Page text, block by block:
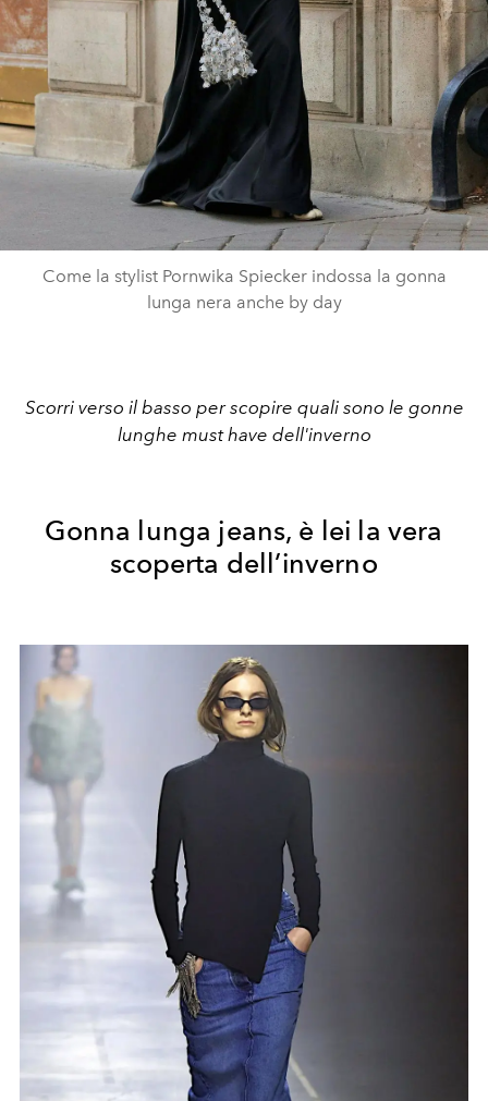
Come la stylist Pornwika Spiecker indossa la gonna
lunga nera anche by day
Scorri verso il basso per scopire quali sono le gonne
lunghe must have dell'inverno
Gonna lunga jeans, è lei la vera
scoperta dell’inverno